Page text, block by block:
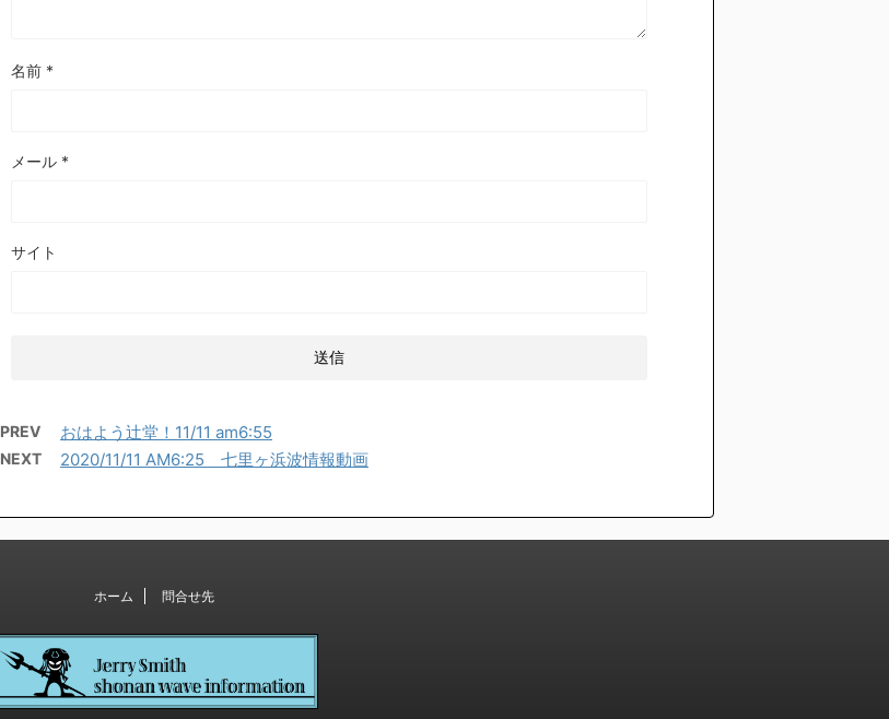
名前 *
メール *
サイト
PREV おはよう辻堂！11/11 am6:55
NEXT 2020/11/11 AM6:25 七里ヶ浜波情報動画
ホーム 問合せ先